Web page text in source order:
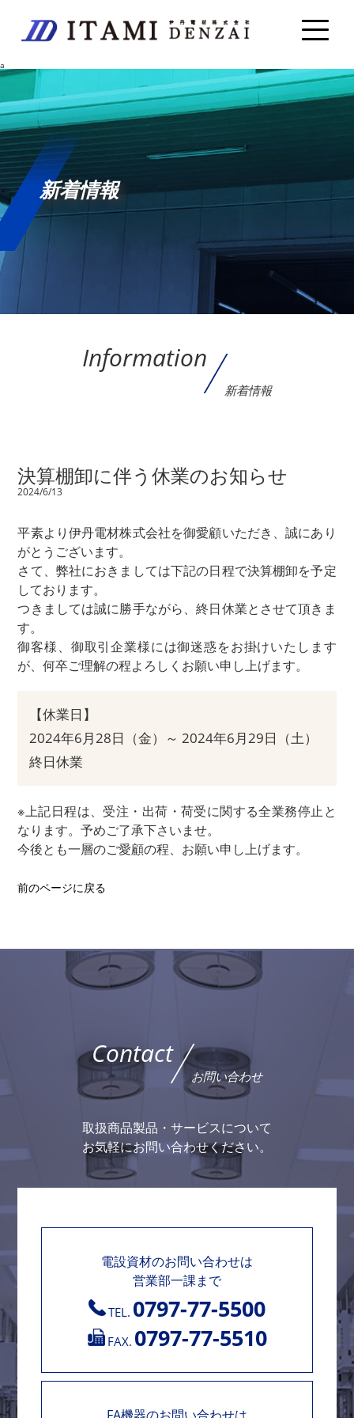
a
新着情報
Information
新着情報
決算棚卸に伴う休業のお知らせ
2024/6/13
平素より伊丹電材株式会社を御愛顧いただき、誠にあり
がとうございます。
さて、弊社におきましては下記の日程で決算棚卸を予定
しております。
つきましては誠に勝手ながら、終日休業とさせて頂きま
す。
御客様、御取引企業様には御迷惑をお掛けいたします
が、何卒ご理解の程よろしくお願い申し上げます。
【休業日】
2024年6月28日（金）～ 2024年6月29日（土）
終日休業
※上記日程は、受注・出荷・荷受に関する全業務停止と
なります。予めご了承下さいませ。
今後とも一層のご愛顧の程、お願い申し上げます。
前のページに戻る
Contact
お問い合わせ
取扱商品製品・サービスについて
お気軽にお問い合わせください。
電設資材のお問い合わせは
営業部一課まで
TEL. 0797-77-5500
FAX. 0797-77-5510